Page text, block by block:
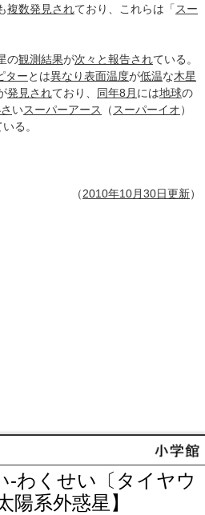
複数発見されており、これらは「 スー
の観測結果が次々と報告されている。
ターとは異なり表面温度が低温な木星
発見されており、 同年8月 には地球の
いスーパーアース （ スーパーイオ）
いる。
（2010年10月30日更新）
わくせい〔タイヤウ
陽系外惑星】